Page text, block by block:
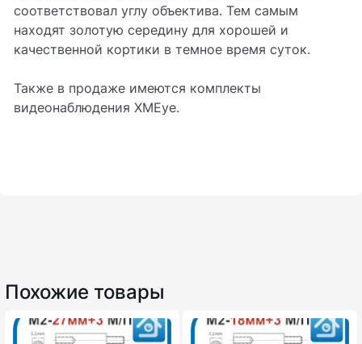
соответствовал углу объектива. Тем самым
находят золотую середину для хорошей и
качественной кортики в темное время суток.
Также в продаже имеются комплекты
видеонаблюдения XMEye.
Похожие товары